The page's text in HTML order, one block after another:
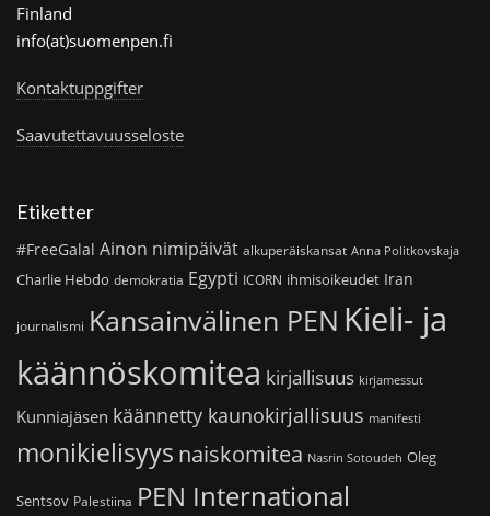
Finland
info(at)suomenpen.fi
Kontaktuppgifter
Saavutettavuusseloste
Etiketter
#FreeGalal Ainon nimipäivät alkuperäiskansat Anna Politkovskaja
Charlie Hebdo demokratia Egypti ICORN ihmisoikeudet Iran
journalismi Kansainvälinen PEN Kieli- ja
käännöskomitea kirjallisuus kirjamessut
Kunniajäsen käännetty kaunokirjallisuus manifesti
monikielisyys naiskomitea Nasrin Sotoudeh Oleg
Sentsov Palestiina PEN International